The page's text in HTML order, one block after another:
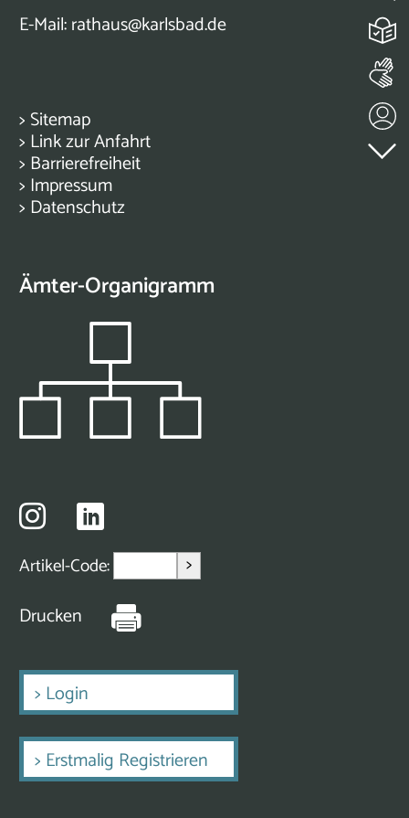
E-Mail:rathaus@karlsbad.de
> Sitemap
> Link zur Anfahrt
> Barrierefreiheit
> Impressum
> Datenschutz
Ämter-Organigramm
Artikel-Code: >
Drucken
> Login
> Erstmalig Registrieren